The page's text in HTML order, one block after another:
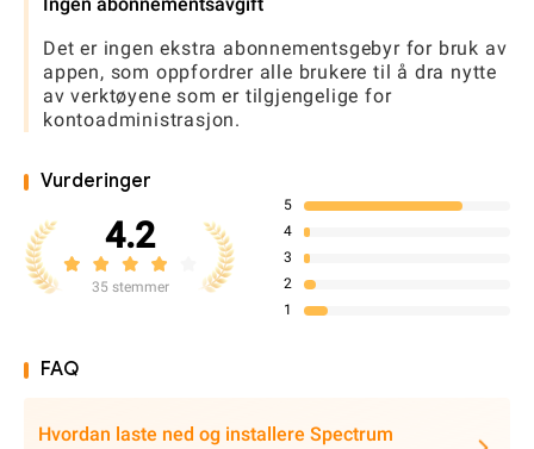
Ingen abonnementsavgift
Det er ingen ekstra abonnementsgebyr for bruk av
appen, som oppfordrer alle brukere til å dra nytte
av verktøyene som er tilgjengelige for
kontoadministrasjon.
Vurderinger
4.2
35 stemmer
5
4
3
2
1
FAQ
Hvordan laste ned og installere Spectrum